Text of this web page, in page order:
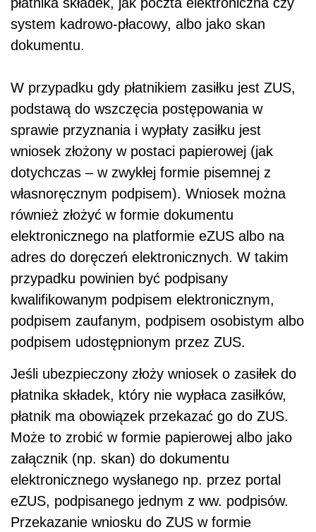
system kadrowo-płacowy, albo jako skan
dokumentu.
W przypadku gdy płatnikiem zasiłku jest ZUS,
podstawą do wszczęcia postępowania w
sprawie przyznania i wypłaty zasiłku jest
wniosek złożony w postaci papierowej (jak
dotychczas – w zwykłej formie pisemnej z
własnoręcznym podpisem). Wniosek można
również złożyć w formie dokumentu
elektronicznego na platformie eZUS albo na
adres do doręczeń elektronicznych. W takim
przypadku powinien być podpisany
kwalifikowanym podpisem elektronicznym,
podpisem zaufanym, podpisem osobistym albo
podpisem udostępnionym przez ZUS.
Jeśli ubezpieczony złoży wniosek o zasiłek do
płatnika składek, który nie wypłaca zasiłków,
płatnik ma obowiązek przekazać go do ZUS.
Może to zrobić w formie papierowej albo jako
załącznik (np. skan) do dokumentu
elektronicznego wysłanego np. przez portal
eZUS, podpisanego jednym z ww. podpisów.
Przekazanie wniosku do ZUS w formie